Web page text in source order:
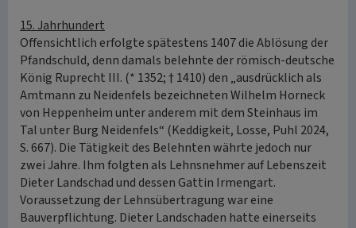
15. Jahrhundert
Offensichtlich erfolgte spätestens 1407 die Ablösung der
Pfandschuld, denn damals belehnte der römisch-deutsche
König Ruprecht III. (* 1352; † 1410) den „ausdrücklich als
Amtmann zu Neidenfels bezeichneten Wilhelm Horneck
von Heppenheim unter anderem mit dem Steinhaus im
Tal unter Burg Neidenfels“ (Keddigkeit, Losse, Puhl 2024,
S. 667). Die Tätigkeit des Belehnten währte jedoch nur
zwei Jahre. Ihm folgten als Lehnsnehmer auf Lebenszeit
Dieter Landschad und dessen Gattin Irmengart.
Voraussetzung der Lehnsübertragung war eine
Bauverpflichtung. Dieter Landschaden hatte einerseits